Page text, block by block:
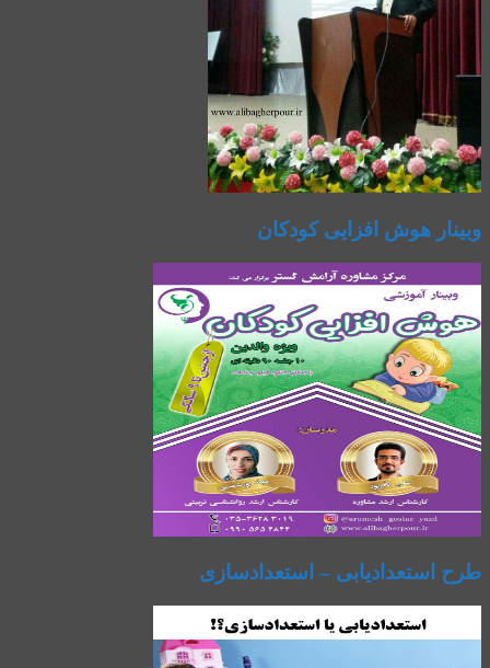
وبینار هوش افزایی کودکان
طرح استعدادیابی – استعدادسازی